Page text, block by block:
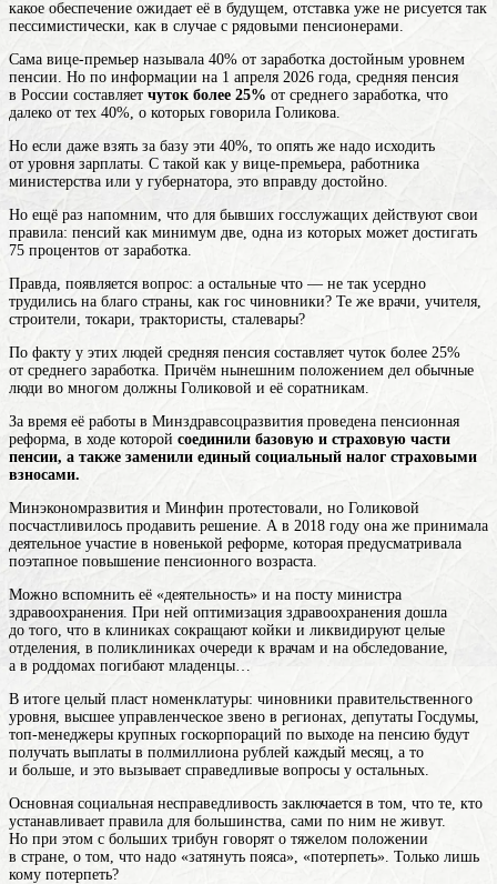
какое обеспечение ожидает её в будущем, отставка уже не рисуется так
пессимистически, как в случае с рядовыми пенсионерами.
Сама вице-премьер называла 40% от заработка достойным уровнем
пенсии. Но по информации на 1 апреля 2026 года, средняя пенсия
в России составляет чуток более 25% от среднего заработка, что
далеко от тех 40%, о которых говорила Голикова.
Но если даже взять за базу эти 40%, то опять же надо исходить
от уровня зарплаты. С такой как у вице-премьера, работника
министерства или у губернатора, это вправду достойно.
Но ещё раз напомним, что для бывших госслужащих действуют свои
правила: пенсий как минимум две, одна из которых может достигать
75 процентов от заработка.
Правда, появляется вопрос: а остальные что — не так усердно
трудились на благо страны, как гос чиновники? Те же врачи, учителя,
строители, токари, трактористы, сталевары?
По факту у этих людей средняя пенсия составляет чуток более 25%
от среднего заработка. Причём нынешним положением дел обычные
люди во многом должны Голиковой и её соратникам.
За время её работы в Минздравсоцразвития проведена пенсионная
реформа, в ходе которой соединили базовую и страховую части
пенсии, а также заменили единый социальный налог страховыми
взносами.
Минэкономразвития и Минфин протестовали, но Голиковой
посчастливилось продавить решение. А в 2018 году она же принимала
деятельное участие в новенькой реформе, которая предусматривала
поэтапное повышение пенсионного возраста.
Можно вспомнить её «деятельность» и на посту министра
здравоохранения. При ней оптимизация здравоохранения дошла
до того, что в клиниках сокращают койки и ликвидируют целые
отделения, в поликлиниках очереди к врачам и на обследование,
а в роддомах погибают младенцы…
В итоге целый пласт номенклатуры: чиновники правительственного
уровня, высшее управленческое звено в регионах, депутаты Госдумы,
топ-менеджеры крупных госкорпораций по выходе на пенсию будут
получать выплаты в полмиллиона рублей каждый месяц, а то
и больше, и это вызывает справедливые вопросы у остальных.
Основная социальная несправедливость заключается в том, что те, кто
устанавливает правила для большинства, сами по ним не живут.
Но при этом с больших трибун говорят о тяжелом положении
в стране, о том, что надо «затянуть пояса», «потерпеть». Только лишь
кому потерпеть?